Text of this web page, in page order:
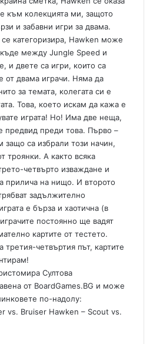
към колекцията ми, защото
и забавни игри за двама.
категоризира, Hawken може
между Jungle Speed и
и двете са игри, които са
от двама играчи. Няма да
за темата, колегата си е
Това, което искам да кажа е
играта! Но! Има две неща,
предвид преди това. Първо –
защо са избрали този начин,
троянки. А както всяка
четвърто изваждане и
прилича на нищо. И второто
задължително
е бърза и хаотична (в
постоянно ще вадят
картите от тестето.
третия-четвъртия път, картите
Султова
от BoardGames.BG и може
по-надолу:
vs. Bruiser Hawken – Scout vs.